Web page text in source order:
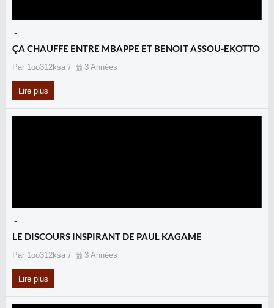
-
ÇA CHAUFFE ENTRE MBAPPE ET BENOIT ASSOU-EKOTTO
Par 1oo312ksa 3 Années
Lire plus
-
LE DISCOURS INSPIRANT DE PAUL KAGAME
Par 1oo312ksa 3 Années
Lire plus